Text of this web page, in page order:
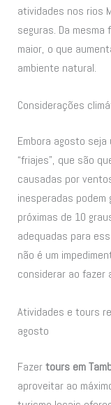
atividades nos rios
seguras. Da
maior, o que
ambiente natural.
Considerações
Embora agosto
“friajes”, que são
causadas por
inesperadas
próximas de 10
adequadas para
não é um
considerar ao fazer
Atividades e tours
agosto
Fazertours em
aproveitar ao